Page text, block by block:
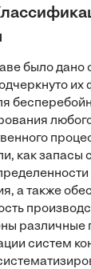
было дано
как запасы
а также
различные
систем